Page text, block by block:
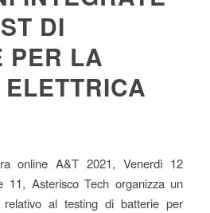
DI
PER LA
online A&T 2021, Venerdì 12
11, Asterisco Tech organizza un
relativo al testing di batterie per